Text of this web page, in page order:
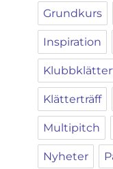
Grundkurs
Inspiration
Klätterträff
Multipitch
Nyheter